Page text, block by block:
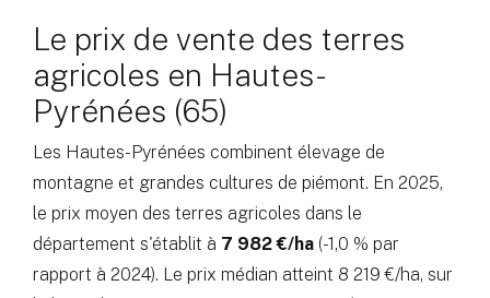
Le prix de vente des terres
agricoles en Hautes-
Pyrénées (65)
Les Hautes-Pyrénées combinent élevage de
montagne et grandes cultures de piémont. En 2025,
le prix moyen des terres agricoles dans le
département s'établit à 7 982 €/ha (-1,0 % par
rapport à 2024). Le prix médian atteint 8 219 €/ha, sur